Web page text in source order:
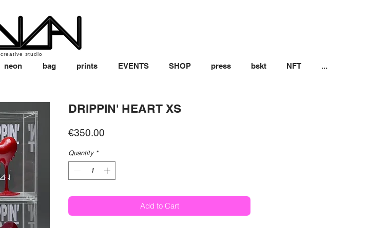
creative studio
neon bag prints EVENTS SHOP press bskt NFT ...
DRIPPIN' HEART XS
€350.00
Quantity *
Add to Cart